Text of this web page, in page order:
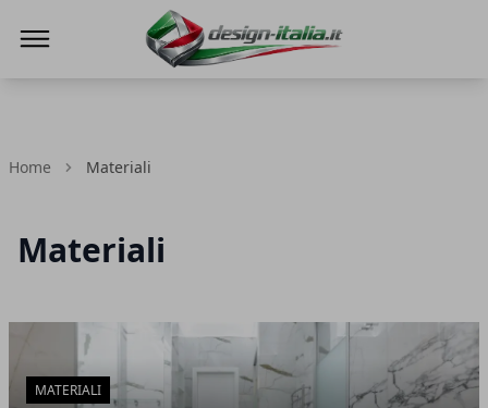
Home Materiali
Materiali
Articoli in Evidenza
MATERIALI